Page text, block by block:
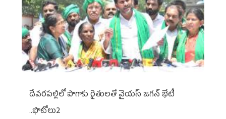
దేవరపల్లిలో పొగాకు రైతులతో వైయస్ జగన్ భేటీ
..ఫొటోలు2